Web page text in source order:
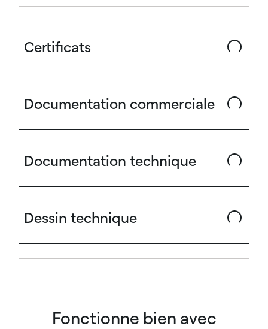
Certificats
Documentation commerciale
Documentation technique
Dessin technique
Fonctionne bien avec